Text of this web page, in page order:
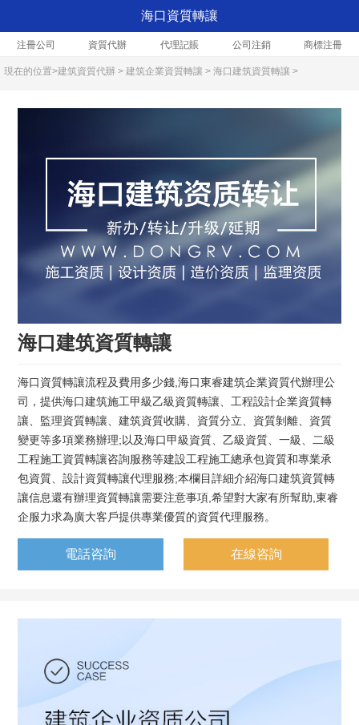
海口資質轉讓
注冊公司 資質代辦 代理記賬 公司注銷 商標注冊
現在的位置>建筑資質代辦 > 建筑企業資質轉讓 > 海口建筑資質轉讓 >
海口建筑資質轉讓
海口資質轉讓流程及費用多少錢,海口東睿建筑企業資質代辦理公
司，提供海口建筑施工甲級乙級資質轉讓、工程設計企業資質轉
讓、監理資質轉讓、建筑資質收購、資質分立、資質剝離、資質
變更等多項業務辦理;以及海口甲級資質、乙級資質、一級、二級
工程施工資質轉讓咨詢服務等建設工程施工總承包資質和專業承
包資質、設計資質轉讓代理服務;本欄目詳細介紹海口建筑資質轉
讓信息還有辦理資質轉讓需要注意事項,希望對大家有所幫助,東睿
企服力求為廣大客戶提供專業優質的資質代理服務。
電話咨詢 在線咨詢